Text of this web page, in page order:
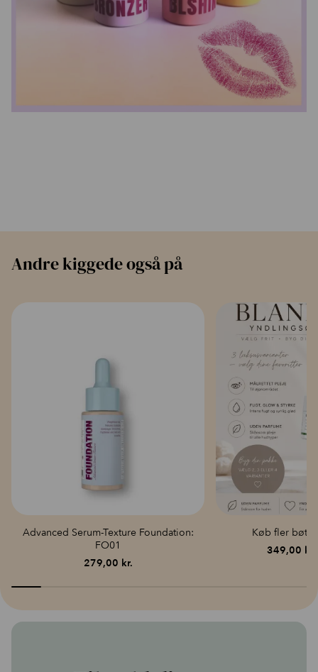
Andre kiggede også på
Advanced Serum-Texture Foundation:
FO01
279,00 kr.
Køb fler
349,00 kr.